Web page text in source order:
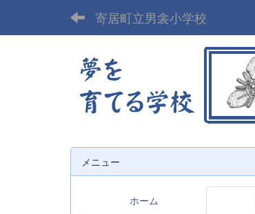
寄居町立男衾小学校
メニュー
ホーム